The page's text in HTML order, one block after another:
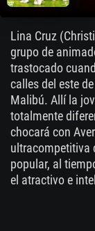
Lina Cruz
grupo de
trastocado
calles del este
Malibú. Allí la
totalmente
chocará con
ultracompetitiva
popular, al
el atractivo e